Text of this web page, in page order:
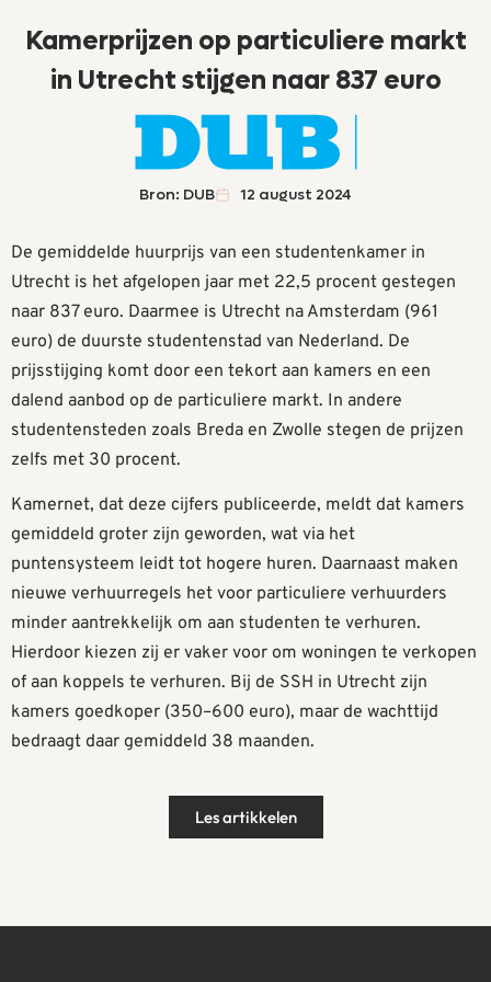
Kamerprijzen op particuliere markt
in Utrecht stijgen naar 837 euro
Bron: DUB 12 august 2024
De gemiddelde huurprijs van een studentenkamer in
Utrecht is het afgelopen jaar met 22,5 procent gestegen
naar 837 euro. Daarmee is Utrecht na Amsterdam (961
euro) de duurste studentenstad van Nederland. De
prijsstijging komt door een tekort aan kamers en een
dalend aanbod op de particuliere markt. In andere
studentensteden zoals Breda en Zwolle stegen de prijzen
zelfs met 30 procent.
Kamernet, dat deze cijfers publiceerde, meldt dat kamers
gemiddeld groter zijn geworden, wat via het
puntensysteem leidt tot hogere huren. Daarnaast maken
nieuwe verhuurregels het voor particuliere verhuurders
minder aantrekkelijk om aan studenten te verhuren.
Hierdoor kiezen zij er vaker voor om woningen te verkopen
of aan koppels te verhuren. Bij de SSH in Utrecht zijn
kamers goedkoper (350–600 euro), maar de wachttijd
bedraagt daar gemiddeld 38 maanden.
Les artikkelen